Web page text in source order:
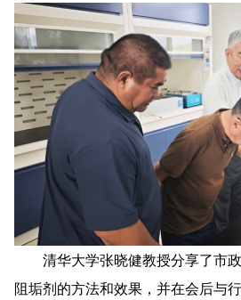
清华大学张晓健教授分享了市
阻垢剂的方法和效果，并在会后与